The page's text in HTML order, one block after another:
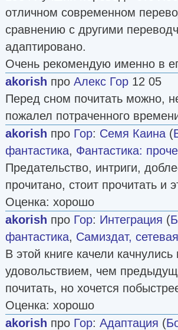
отличном современном
сравнению с другими
адаптировано.
Очень рекомендую именно в
akorish про Алекс Гор 12 05
Перед сном почитать можно,
пожалел потраченного
akorish про Гор: Семя Каина (
фантастика, Фантастика:
Предательство, интриги,
прочитано, стоит прочитать и
Оценка: хорошо
akorish про Гор: Интеграция (
фантастика, Самиздат,
В этой книге качели
удовольствием, чем
почитать, но хочется
Оценка: хорошо
akorish про Гор: Адаптация (